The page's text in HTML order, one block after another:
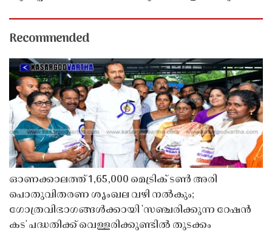
Recommended
ഓണക്കാലത്ത് 1,65,000 മെട്രിക് ടൺ അരി
പൊതുവിതരണ ശൃംഖല വഴി നൽകും;
ഗോത്രവിഭാഗങ്ങൾക്കായി 'സഞ്ചരിക്കുന്ന റേഷൻ
കട' പദ്ധതിക്ക് വെള്ളരിക്കുണ്ടിൽ തുടക്കം